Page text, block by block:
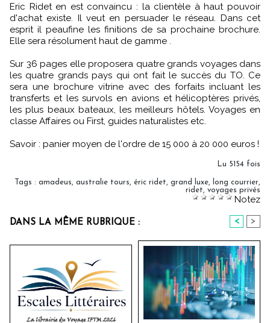
Eric Ridet en est convaincu : la clientèle à haut pouvoir
d'achat existe. Il veut en persuader le réseau. Dans cet
esprit il peaufine les finitions de sa prochaine brochure.
Elle sera résolument haut de gamme .
Sur 36 pages elle proposera quatre grands voyages dans
les quatre grands pays qui ont fait le succès du TO. Ce
sera une brochure vitrine avec des forfaits incluant les
transferts et les survols en avions et hélicoptères privés,
les plus beaux bateaux, les meilleurs hôtels. Voyages en
classe Affaires ou First, guides naturalistes etc.
Savoir : panier moyen de l'ordre de 15 000 à 20 000 euros !
Lu 5154 fois
Tags : amadeus, australie tours, éric ridet, grand luxe, long courrier,
ridet, voyages privés
Notez
DANS LA MÊME RUBRIQUE : < >